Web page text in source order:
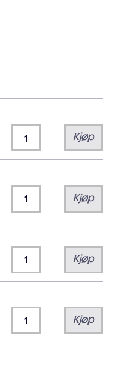
Kjøp
Kjøp
Kjøp
Kjøp